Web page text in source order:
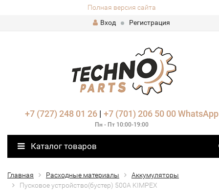
Полная версия сайта
Вход
Регистрация
+7 (727) 248 01 26| +7 (701) 206 50 00 WhatsApp
Пн - Пт 10:00-19:00
Каталог товаров
Главная Расходные материалы
Аккумуляторы
Пусковое устройство(бустер) 500А KIMPEX